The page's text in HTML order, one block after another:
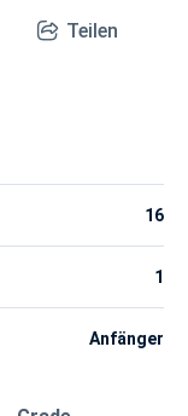
Teilen
16
1
Anfänger